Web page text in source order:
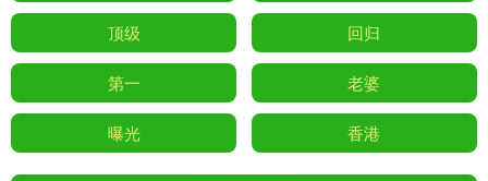
顶级 回归
第一 老婆
曝光 香港